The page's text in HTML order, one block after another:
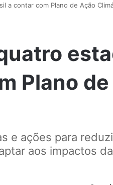
a contar com Plano de Ação
Plano
e ações para
aos impactos